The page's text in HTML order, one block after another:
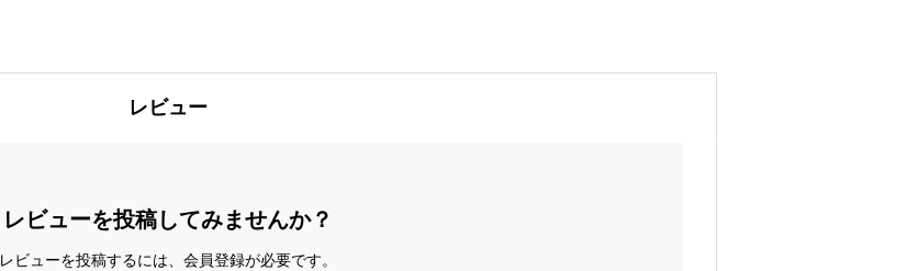
レビュー
レビューを投稿してみませんか？
レビューを投稿するには、会員登録が必要です。